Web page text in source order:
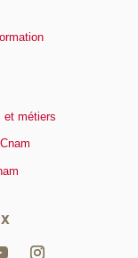
et métiers